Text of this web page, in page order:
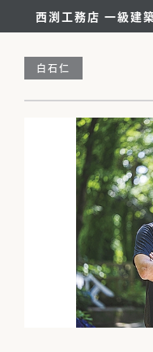
西渕工務店 一級建
白石仁